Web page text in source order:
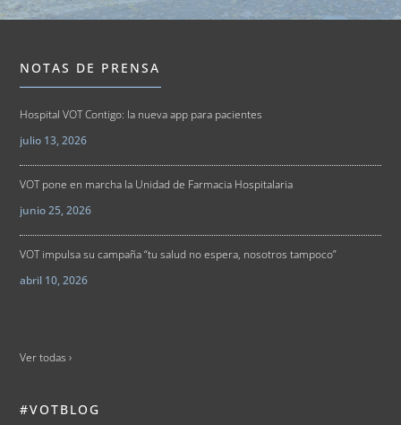
NOTAS DE PRENSA
Hospital VOT Contigo: la nueva app para pacientes
julio 13, 2026
VOT pone en marcha la Unidad de Farmacia Hospitalaria
junio 25, 2026
VOT impulsa su campaña “tu salud no espera, nosotros tampoco”
abril 10, 2026
Ver todas ›
#VOTBLOG